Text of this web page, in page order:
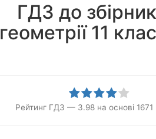
ГДЗ до
геометрії 11
Рейтинг ГДЗ — 3.98на основі 1671